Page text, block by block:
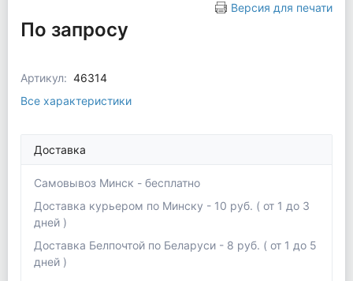
Версия для печати
По запросу
Артикул: 46314
Все характеристики
Доставка
Самовывоз Минск - бесплатно
Доставка курьером по Минску - 10 руб. ( от 1 до 3
дней )
Доставка Белпочтой по Беларуси - 8 руб. ( от 1 до 5
дней )